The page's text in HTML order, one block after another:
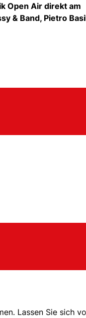
Open Air direkt am
& Band, Pietro
Lassen Sie sich